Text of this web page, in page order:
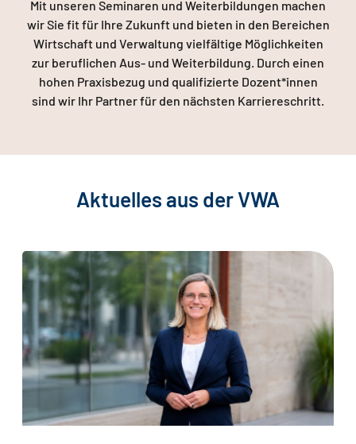
ZUSTIMMEN UND ABSPIELEN
Mit unseren Seminaren und Weiterbildungen machen
wir Sie fit für Ihre Zukunft und bieten in den Bereichen
Wirtschaft und Verwaltung vielfältige Möglichkeiten
zur beruflichen Aus- und Weiterbildung. Durch einen
hohen Praxisbezug und qualifizierte Dozent*innen
sind wir Ihr Partner für den nächsten Karriereschritt.
Aktuelles aus der VWA